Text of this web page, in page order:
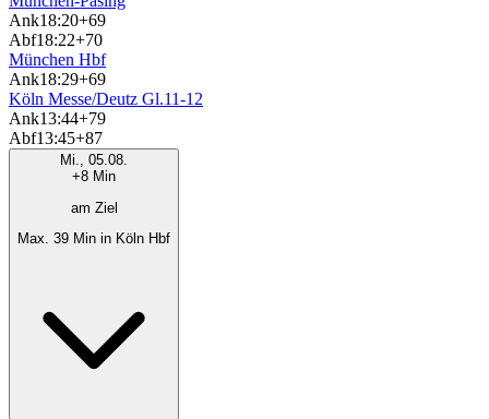
Ank18:20+69
Abf18:22+70
München Hbf
Ank18:29+69
Köln Messe/Deutz Gl.11-12
Ank13:44+79
Abf13:45+87
Mi., 05.08.
+8 Min
am Ziel
Max. 39 Min in Köln Hbf